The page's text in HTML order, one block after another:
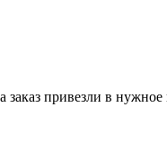
привезли в